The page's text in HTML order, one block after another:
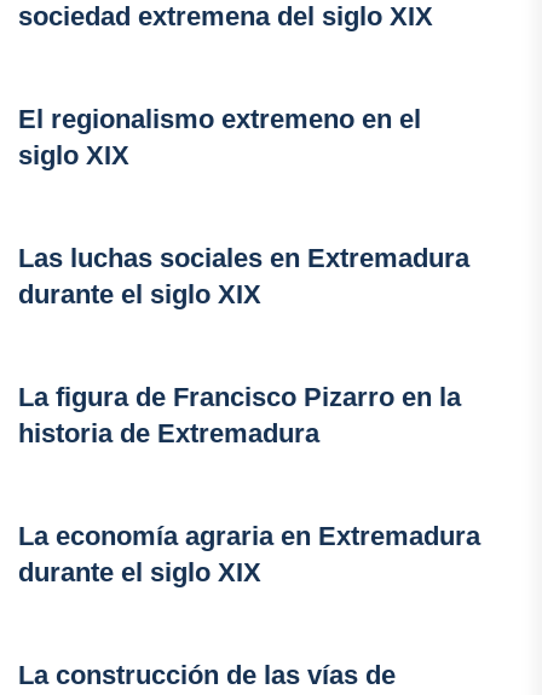
sociedad extremena del siglo XIX
El regionalismo extremeno en el
siglo XIX
Las luchas sociales en Extremadura
durante el siglo XIX
La figura de Francisco Pizarro en la
historia de Extremadura
La economía agraria en Extremadura
durante el siglo XIX
La construcción de las vías de